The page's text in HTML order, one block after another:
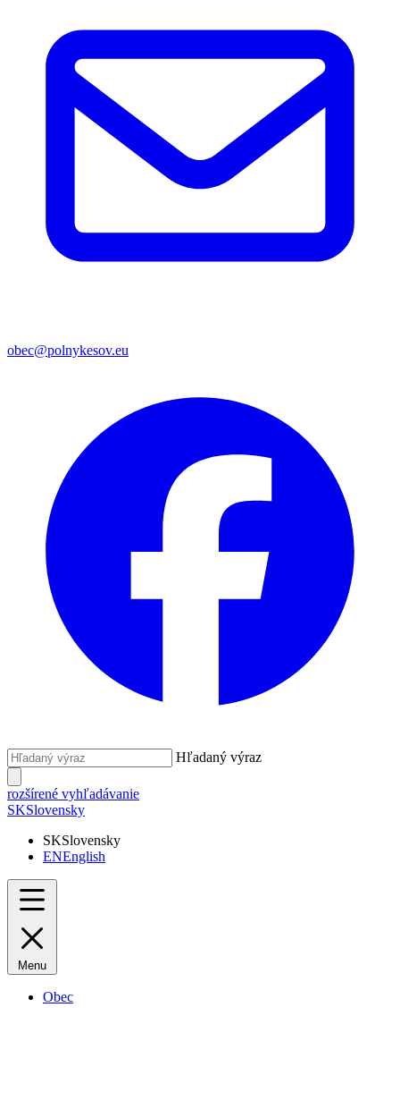
obec@polnykesov.eu
Hľadaný výraz
rozšírené vyhľadávanie
SKSlovensky
SKSlovensky
ENEnglish
Menu
Obec